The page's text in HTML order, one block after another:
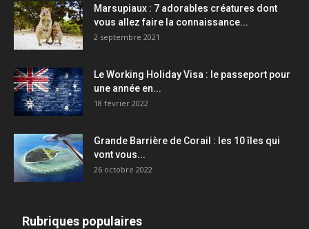
Marsupiaux : 7 adorables créatures dont
vous allez faire la connaissance...
2 septembre 2021
Le Working Holiday Visa : le passeport pour
une année en...
18 février 2022
Grande Barrière de Corail : les 10 îles qui
vont vous...
26 octobre 2022
Rubriques populaires